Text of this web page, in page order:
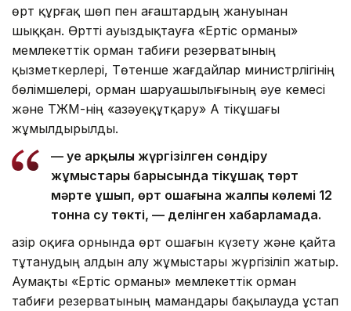
өрт құрғақ шөп пен ағаштардың жануынан
шыққан. Өртті ауыздықтауға «Ертіс орманы»
мемлекеттік орман табиғи резерватының
қызметкерлері, Төтенше жағдайлар министрлігінің
бөлімшелері, орман шаруашылығының әуе кемесі
және ТЖМ-нің «Қазәуеқұтқару» АҚ тікұшағы
жұмылдырылды.
— Әуе арқылы жүргізілген сөндіру
жұмыстары барысында тікұшақ төрт
мәрте ұшып, өрт ошағына жалпы көлемі 12
тонна су төкті, — делінген хабарламада.
Қазір оқиға орнында өрт ошағын күзету және қайта
тұтанудың алдын алу жұмыстары жүргізіліп жатыр.
Аумақты «Ертіс орманы» мемлекеттік орман
табиғи резерватының мамандары бақылауда ұстап